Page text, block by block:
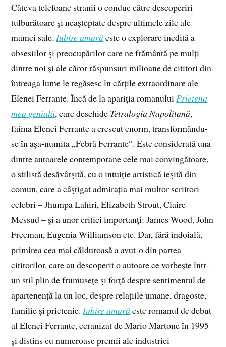
Câteva telefoane stranii o conduc către descoperiri
tulburătoare şi neaşteptate despre ultimele zile ale
mamei sale.Iubire amarăeste o explorare inedită a
obsesiilor şi preocupărilor care ne frământă pe mulți
dintre noi şi ale căror răspunsuri milioane de cititori din
întreaga lume le regăsesc în cărțile extraordinare ale
Elenei Ferrante. Încă de la apariția romanuluiPrietena
mea genială, care deschide Tetralogia Napolitană,
faima Elenei Ferrante a crescut enorm, transformându-
se în aşa-numita „Febră Ferrante“. Este considerată una
dintre autoarele contemporane cele mai convingătoare,
o stilistă desăvârşită, cu o intuiție artistică ieşită din
comun, care a câştigat admirația mai multor scriitori
celebri – Jhumpa Lahiri, Elizabeth Strout, Claire
Messud – şi a unor critici importanți: James Wood, John
Freeman, Eugenia Williamson etc. Dar, fără îndoială,
primirea cea mai călduroasă a avut-o din partea
cititorilor, care au descoperit o autoare ce vorbeşte într-
un stil plin de frumusețe şi forță despre sentimentul de
apartenență la un loc, despre relațiile umane, dragoste,
familie şi prietenie.Iubire amarăeste romanul de debut
al Elenei Ferrante, ecranizat de Mario Martone în 1995
şi distins cu numeroase premii ale industriei